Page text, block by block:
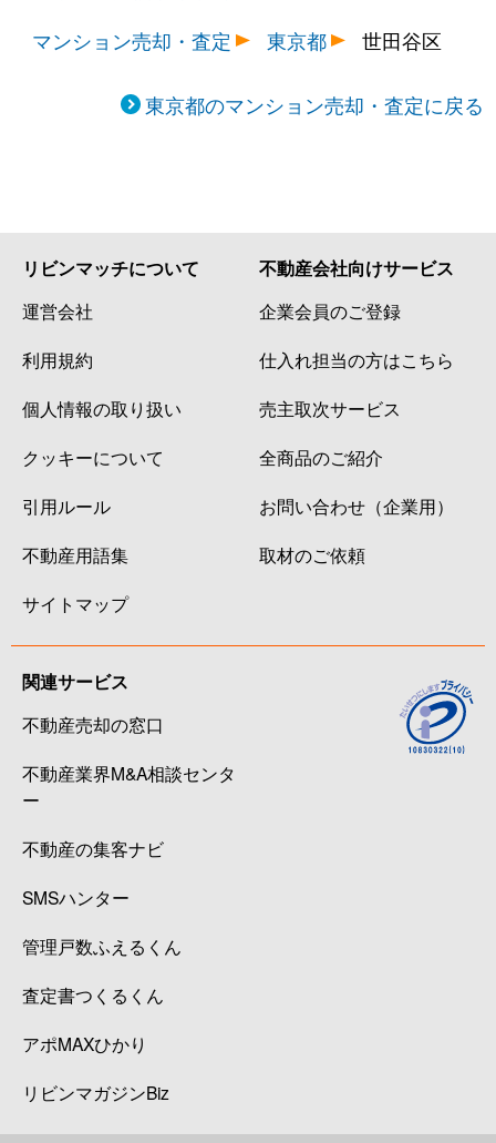
砧
2,700万円 千歳船橋
徒歩8
7,000万円 仙川
徒歩
給田
2,100万円 千歳烏山
徒歩
給田
千歳烏山
給田
千歳烏山
徒歩
給田
1,700万円 千歳烏山
給田
4,100万円 千歳烏山
経堂
徒歩6
経堂
5,600万円
徒歩3
経堂
6,500万円
経堂
経堂
5,200万円
経堂
890万円
経堂
マンション売却・査定
東京都 世田谷区
東京都のマンション売却・査定に戻る
リビンマッチについて
運営会社
利用規約
個人情報の取り扱い
クッキーについて
引用ルール
不動産用語集
サイトマップ
不動産会社向けサービス
企業会員のご登録
仕入れ担当の方はこちら
売主取次サービス
全商品のご紹介
お問い合わせ（企業用）
取材のご依頼
関連サービス
不動産売却の窓口
不動産業界M&A相談センタ
ー
不動産の集客ナビ
SMSハンター
管理戸数ふえるくん
査定書つくるくん
アポMAXひかり
リビンマガジンBiz